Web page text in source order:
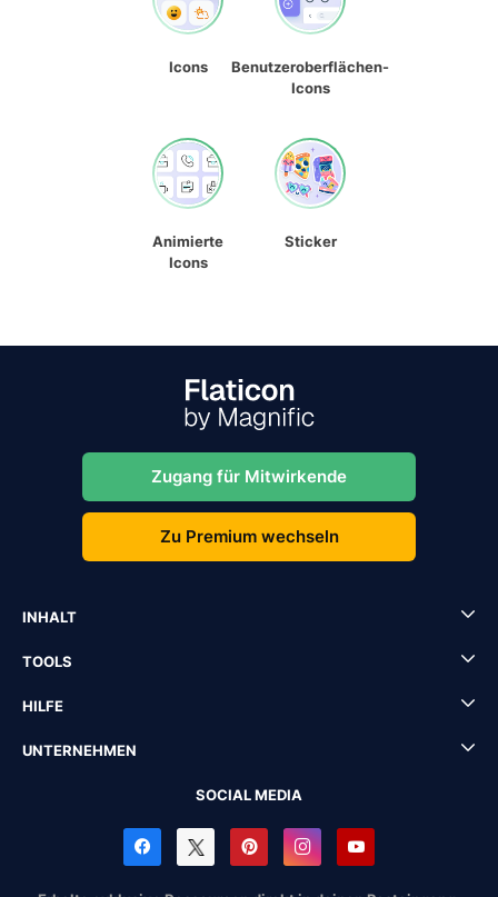
Icons
Benutzeroberflächen-
Icons
Animierte
Icons
Sticker
Zugang für Mitwirkende
Zu Premium wechseln
INHALT
TOOLS
HILFE
UNTERNEHMEN
SOCIAL MEDIA